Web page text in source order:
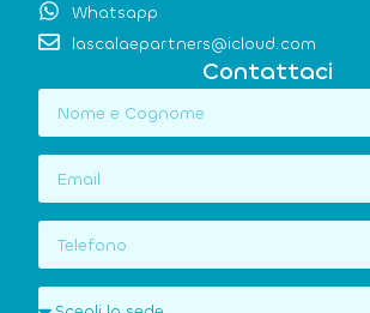
Whatsapp
lascalaepartners@icloud.com
Contattaci